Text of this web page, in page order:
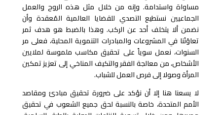
مساواة واستدامة. وإنه من خلال مثل هذه الروح والعمل
الجماعيين نستطيع التصدي للقضايا العالمية المُعقدة وأن
نضمن ألا يتخلف أحد عن الركب. وهذا بالضبط هو هدف ثمر
تعاوُنُنا في المشروعات والمبادرات التنموية المحلية، فعلى مر
السنوات، نعمل سوياً على تحقيق مكاسب ملموسة لملايين
الأشخاص، من معالجة الفقر والتكيف المناخي إلى تعزيز تمكين
المرأة وصولا إلى فرص العمل للشباب.
لا يسعنا هنا إلا أن نؤكد على ضرورة تحقيق مبادئ ومقاصد
الأمم المتحدة، خاصة بالنسبة لحق جميع الشعوب في تحقيق